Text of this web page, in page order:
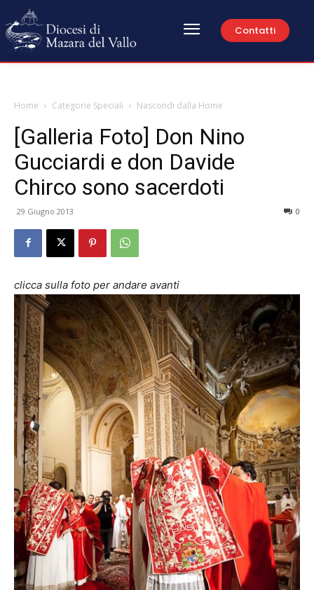
Contatti
Home Categorie Speciali Nascondi dalla Home
[Galleria Foto] Don Nino
Gucciardi e don Davide
Chirco sono sacerdoti
29 Giugno 2013 0
clicca sulla foto per andare avanti